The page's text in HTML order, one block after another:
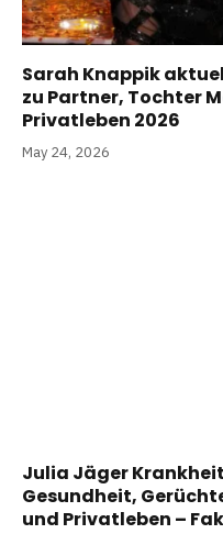
Sarah Knappik
zu Partner, Tochter
Privatleben 2026
May 24, 2026
Julia Jäger
Gesundheit,
und Privatleben –